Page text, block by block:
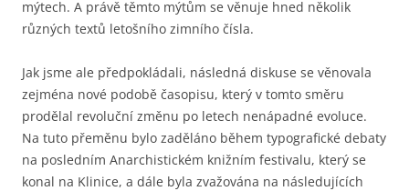
mýtech. A právě těmto mýtům se věnuje hned několik
různých textů letošního zimního čísla.
Jak jsme ale předpokládali, následná diskuse se věnovala
zejména nové podobě časopisu, který v tomto směru
prodělal revoluční změnu po letech nenápadné evoluce.
Na tuto přeměnu bylo zaděláno během typografické debaty
na posledním Anarchistickém knižním festivalu, který se
konal na Klinice, a dále byla zvažována na následujících